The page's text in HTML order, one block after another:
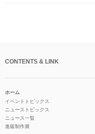
CONTENTS & LINK
ホーム
イベントトピックス
ニューストピックス
ニュース一覧
進級制作展